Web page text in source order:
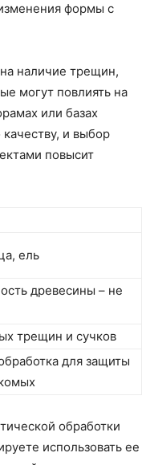
формы с
наличие трещин,
могут повлиять на
или базах
и выбор
повысит
ель
древесины – не
трещин и сучков
для защиты
обработки
использовать ее